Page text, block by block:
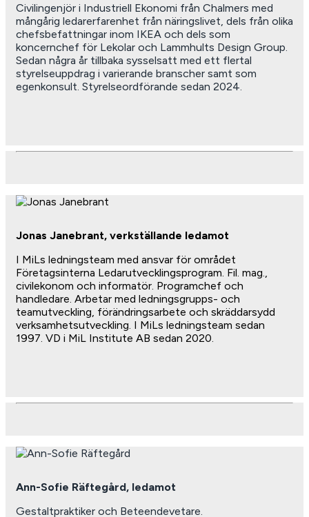
Civilingenjör i Industriell Ekonomi från Chalmers med
mångårig ledarerfarenhet från näringslivet, dels från olika
chefsbefattningar inom IKEA och dels som
koncernchef för Lekolar och Lammhults Design Group.
Sedan några år tillbaka sysselsatt med ett flertal
styrelseuppdrag i varierande branscher samt som
egenkonsult. Styrelseordförande sedan 2024.
Jonas Janebrant, verkställande ledamot
I MiLs ledningsteam med ansvar för området
Företagsinterna Ledarutvecklingsprogram. Fil. mag.,
civilekonom och informatör. Programchef och
handledare. Arbetar med ledningsgrupps- och
teamutveckling, förändringsarbete och skräddarsydd
verksamhetsutveckling. I MiLs ledningsteam sedan
1997. VD i MiL Institute AB sedan 2020.
Ann-Sofie Räftegård, ledamot
Gestaltpraktiker och Beteendevetare.